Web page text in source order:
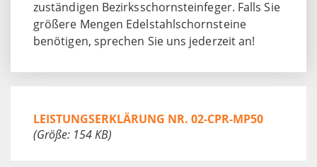
zuständigen Bezirksschornsteinfeger. Falls Sie
größere Mengen Edelstahlschornsteine
benötigen, sprechen Sie uns jederzeit an!
LEISTUNGSERKLÄRUNG NR. 02-CPR-MP50
(Größe: 154 KB)